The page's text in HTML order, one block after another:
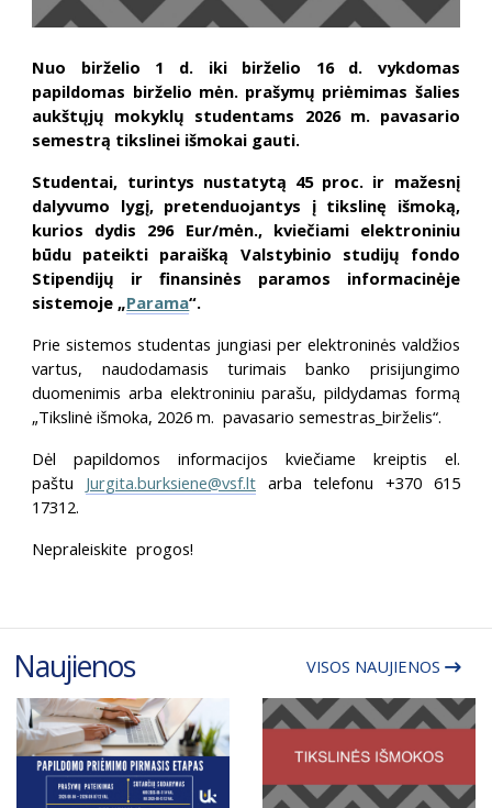
Nuo birželio 1 d. iki birželio 16 d. vykdomas
papildomas birželio mėn. prašymų priėmimas šalies
aukštųjų mokyklų studentams 2026 m. pavasario
semestrą tikslinei išmokai gauti.
Studentai, turintys nustatytą 45 proc. ir mažesnį
dalyvumo lygį, pretenduojantys į tikslinę išmoką,
kurios dydis 296 Eur/mėn., kviečiami elektroniniu
būdu pateikti paraišką Valstybinio studijų fondo
Stipendijų ir finansinės paramos informacinėje
sistemoje „Parama“.
Prie sistemos studentas jungiasi per elektroninės valdžios
vartus, naudodamasis turimais banko prisijungimo
duomenimis arba elektroniniu parašu, pildydamas formą
„Tikslinė išmoka, 2026 m. pavasario semestras_birželis“.
Dėl papildomos informacijos kviečiame kreiptis el.
paštu Jurgita.burksiene@vsf.lt arba telefonu +370 615
17312.
Nepraleiskite progos!
Naujienos VISOS NAUJIENOS